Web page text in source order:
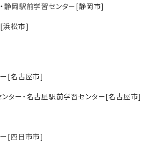
静岡駅前学習センター[静岡市]
浜松市]
[名古屋市]
ター・名古屋駅前学習センター[名古屋市]
[四日市市]